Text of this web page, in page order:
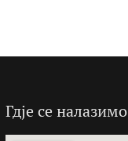
Гдје се налазимо